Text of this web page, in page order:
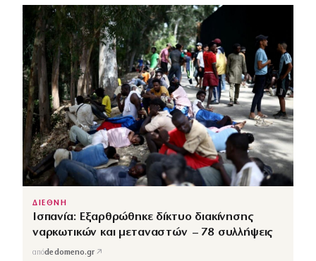
ΔΙΕΘΝΗ
Ισπανία: Εξαρθρώθηκε δίκτυο διακίνησης
ναρκωτικών και μεταναστών – 78 συλλήψεις
απόdedomeno.gr ↗